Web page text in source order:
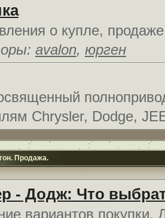
о купле,
avalon, юрген
Chrysler, Dodge,
Продажа.
- Додж: Что
вариантов покупки.